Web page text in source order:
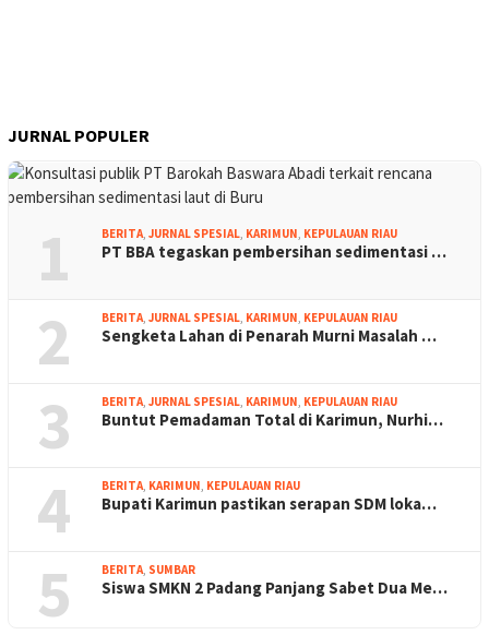
JURNAL POPULER
1 BERITA, JURNAL SPESIAL, KARIMUN, KEPULAUAN RIAU
PT BBA tegaskan pembersihan sedimentasi …
2 BERITA, JURNAL SPESIAL, KARIMUN, KEPULAUAN RIAU
Sengketa Lahan di Penarah Murni Masalah …
3 BERITA, JURNAL SPESIAL, KARIMUN, KEPULAUAN RIAU
Buntut Pemadaman Total di Karimun, Nurhi…
4 BERITA, KARIMUN, KEPULAUAN RIAU
Bupati Karimun pastikan serapan SDM loka…
5 BERITA, SUMBAR
Siswa SMKN 2 Padang Panjang Sabet Dua Me…